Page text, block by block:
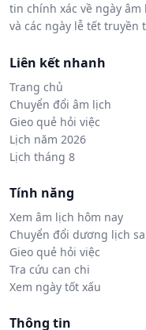
tin chính xác về ngày
và các ngày lễ tết truyền
Liên kết nhanh
Trang chủ
Chuyển đổi âm lịch
Gieo quẻ hỏi việc
Lịch năm 2026
Lịch tháng 8
Tính năng
Xem âm lịch hôm nay
Chuyển đổi dương lịch
Gieo quẻ hỏi việc
Tra cứu can chi
Xem ngày tốt xấu
Thông tin